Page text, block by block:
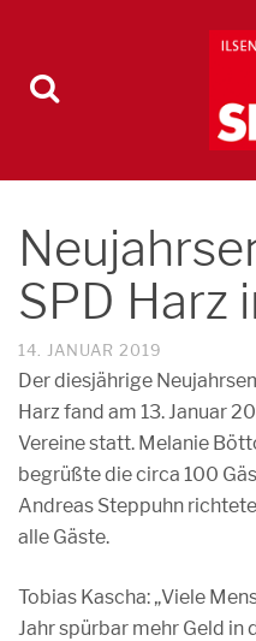
SPD Harz
14. JANUAR 2019
Der diesjährige
Harz fand am 13. Januar
Vereine statt. Melanie
begrüßte die circa 100
Andreas Steppuhn
alle Gäste.
Tobias Kascha: „Viele
Jahr spürbar mehr Geld in